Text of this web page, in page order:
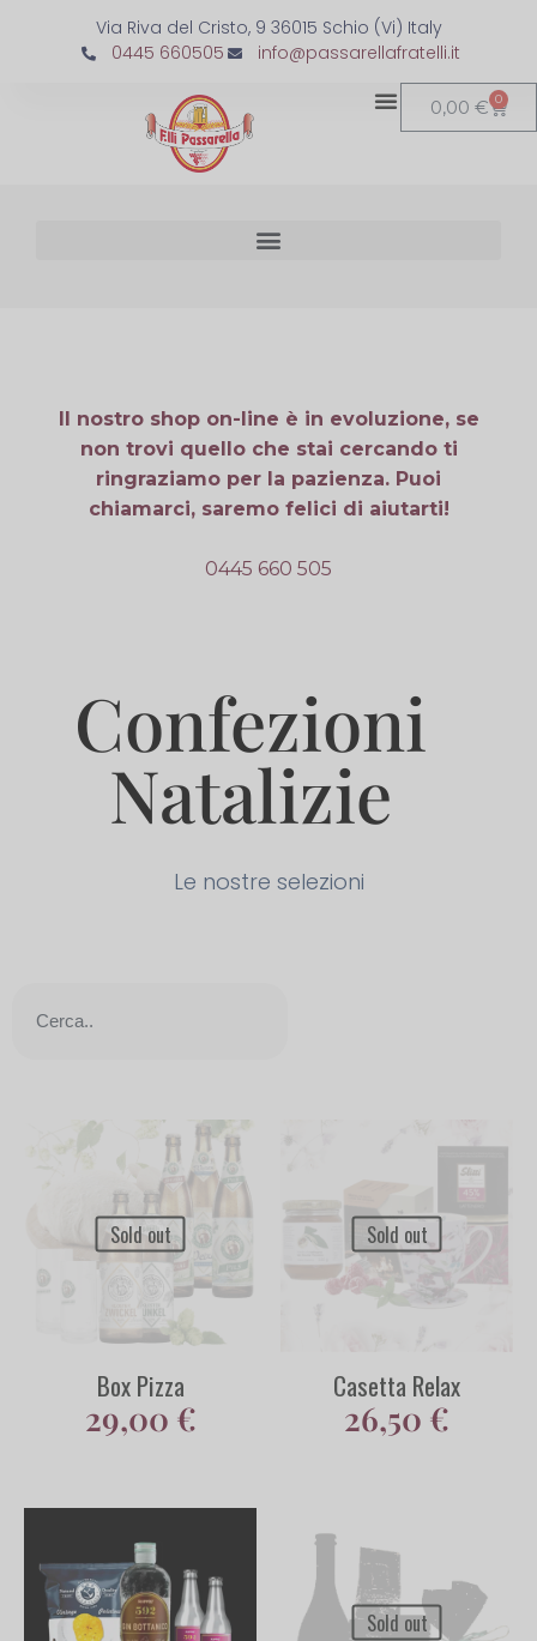
Via Riva del Cristo, 9 36015 Schio (Vi) Italy
0445 660505
info@passarellafratelli.it
0,00€ 0
Il nostro shop on-line è in evoluzione, se
non trovi quello che stai cercando ti
ringraziamo per la pazienza. Puoi
chiamarci, saremo felici di aiutarti!
0445 660 505
Confezioni
Natalizie
Le nostre selezioni
Sold out
Box Pizza
29,00 €
Sold out
Casetta Relax
26,50 €
Sold out